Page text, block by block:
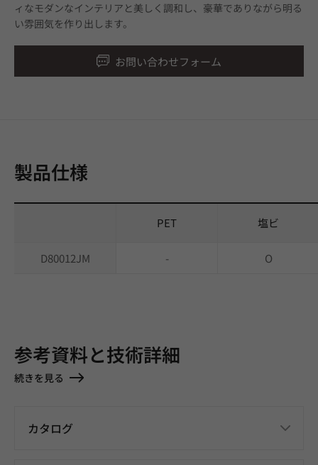
ィなモダンなインテリアと美しく調和し、豪華でありながら明る
い雰囲気を作り出します。
お問い合わせフォーム
製品仕様
PET 塩ビ
D80012JM - O
参考資料と技術詳細
続きを見る
カタログ